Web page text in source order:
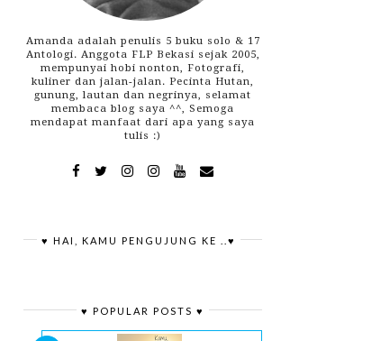
Amanda adalah penulis 5 buku solo & 17
Antologi. Anggota FLP Bekasi sejak 2005,
mempunyai hobi nonton, Fotografi,
kuliner dan jalan-jalan. Pecinta Hutan,
gunung, lautan dan negrinya, selamat
membaca blog saya ^^, Semoga
mendapat manfaat dari apa yang saya
tulis :)
♥ HAI, KAMU PENGUJUNG KE ..♥
♥ POPULAR POSTS ♥